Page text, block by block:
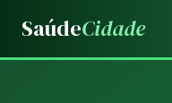
SaúdeCidade